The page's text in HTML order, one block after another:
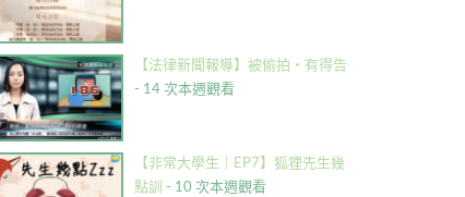
【法律新聞報導】被偷拍・有得告
- 14 次本週觀看
【非常大學生｜EP7】狐狸先生幾
點訓 - 10 次本週觀看